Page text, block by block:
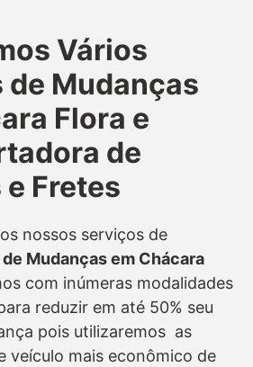
Vários
Mudanças
Flora e
de
Fretes
nossos serviços de
Mudanças em Chácara
com inúmeras modalidades
reduzir em até 50% seu
pois utilizaremos as
veículo mais econômico de